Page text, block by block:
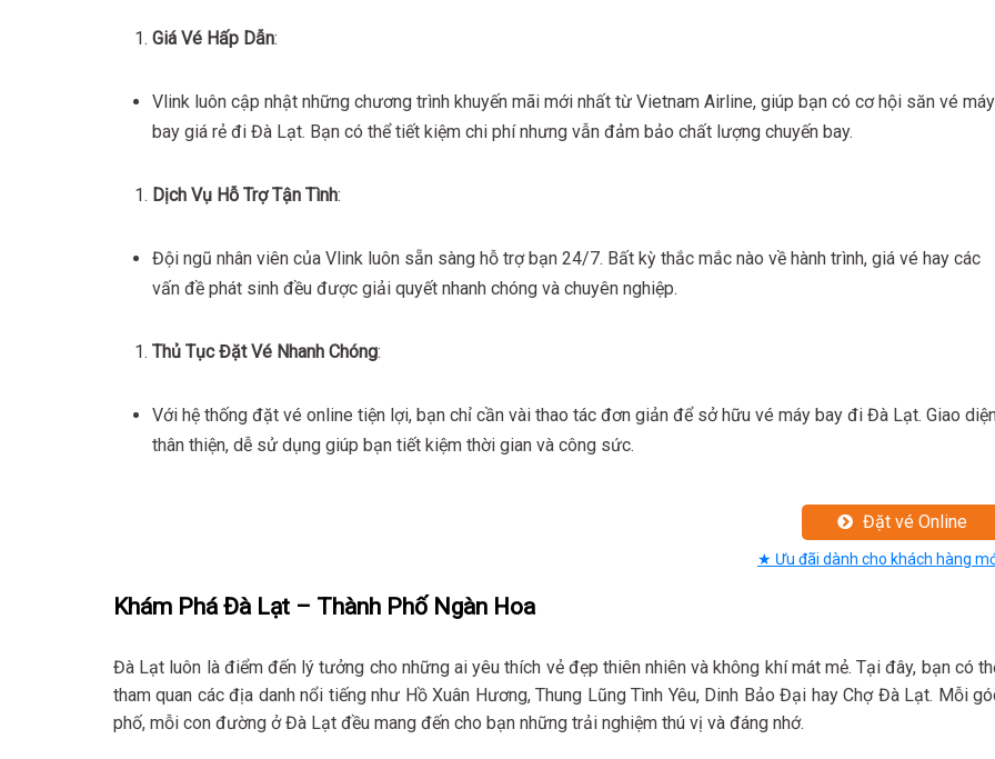
Giá Vé Hấp Dẫn:
Vlink luôn cập nhật những chương trình khuyến mãi mới nhất từ Vietnam Airline, giúp bạn có cơ hội săn vé máy
bay giá rẻ đi Đà Lạt. Bạn có thể tiết kiệm chi phí nhưng vẫn đảm bảo chất lượng chuyến bay.
Dịch Vụ Hỗ Trợ Tận Tình:
Đội ngũ nhân viên của Vlink luôn sẵn sàng hỗ trợ bạn 24/7. Bất kỳ thắc mắc nào về hành trình, giá vé hay các
vấn đề phát sinh đều được giải quyết nhanh chóng và chuyên nghiệp.
Thủ Tục Đặt Vé Nhanh Chóng:
Với hệ thống đặt vé online tiện lợi, bạn chỉ cần vài thao tác đơn giản để sở hữu vé máy bay đi Đà Lạt. Giao
thân thiện, dễ sử dụng giúp bạn tiết kiệm thời gian và công sức.
Đặt vé Online
★ Ưu đãi dành cho khách hàng
Khám Phá Đà Lạt – Thành Phố Ngàn Hoa
Đà Lạt luôn là điểm đến lý tưởng cho những ai yêu thích vẻ đẹp thiên nhiên và không khí mát mẻ. Tại đây, bạn có
tham quan các địa danh nổi tiếng như Hồ Xuân Hương, Thung Lũng Tình Yêu, Dinh Bảo Đại hay Chợ Đà Lạt. Mỗi
phố, mỗi con đường ở Đà Lạt đều mang đến cho bạn những trải nghiệm thú vị và đáng nhớ.